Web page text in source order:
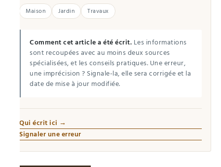
Maison Jardin Travaux
Comment cet article a été écrit. Les informations
sont recoupées avec au moins deux sources
spécialisées, et les conseils pratiques. Une erreur,
une imprécision ? Signale-la, elle sera corrigée et la
date de mise à jour modifiée.
Qui écrit ici →
Signaler une erreur